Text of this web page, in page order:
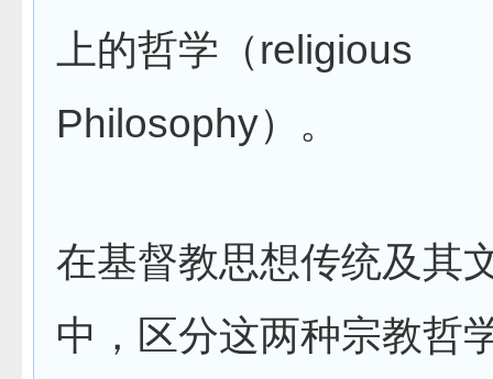
上的哲学（religious
Philosophy）。
在基督教思想传统及其
中，区分这两种宗教哲